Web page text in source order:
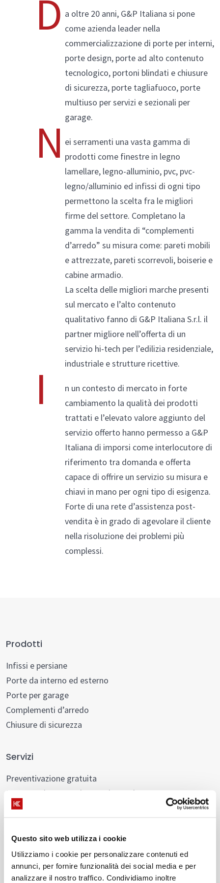
Questo sito web utilizza i cookie
Utilizziamo i cookie per personalizzare contenuti ed
annunci, per fornire funzionalità dei social media e per
analizzare il nostro traffico. Condividiamo inoltre
Alluminio/Legno
Compara prodotti
D a oltre 20 anni, G&P Italiana si pone
come azienda leader nella
commercializzazione di porte per interni,
porte design, porte ad alto contenuto
tecnologico, portoni blindati e chiusure
di sicurezza, porte tagliafuoco, porte
multiuso per servizi e sezionali per
garage.
N ei serramenti una vasta gamma di
prodotti come finestre in legno
lamellare, legno-alluminio, pvc, pvc-
legno/alluminio ed infissi di ogni tipo
permettono la scelta fra le migliori
firme del settore. Completano la
gamma la vendita di “complementi
d’arredo” su misura come: pareti mobili
e attrezzate, pareti scorrevoli, boiserie e
cabine armadio.
La scelta delle migliori marche presenti
sul mercato e l’alto contenuto
qualitativo fanno di G&P Italiana S.r.l. il
partner migliore nell’offerta di un
servizio hi-tech per l’edilizia residenziale,
industriale e strutture ricettive.
I
n un contesto di mercato in forte
cambiamento la qualità dei prodotti
trattati e l’elevato valore aggiunto del
servizio offerto hanno permesso a G&P
Italiana di imporsi come interlocutore di
riferimento tra domanda e offerta
capace di offrire un servizio su misura e
chiavi in mano per ogni tipo di esigenza.
Forte di una rete d’assistenza post-
vendita è in grado di agevolare il cliente
nella risoluzione dei problemi più
complessi.
Prodotti
Infissi e persiane
Porte da interno ed esterno
Porte per garage
Complementi d’arredo
Chiusure di sicurezza
Servizi
Preventivazione gratuita
Progettazione e assistenza in cantiere
Posa in opera certificata
Cessione del credito Eco-Bonus 50% e 110%